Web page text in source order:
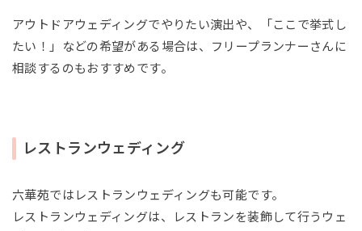
アウトドアウェディングでやりたい演出や、「ここで挙式し
たい！」などの希望がある場合は、フリープランナーさんに
相談するのもおすすめです。
レストランウェディング
六華苑ではレストランウェディングも可能です。
レストランウェディングは、レストランを装飾して行うウェ